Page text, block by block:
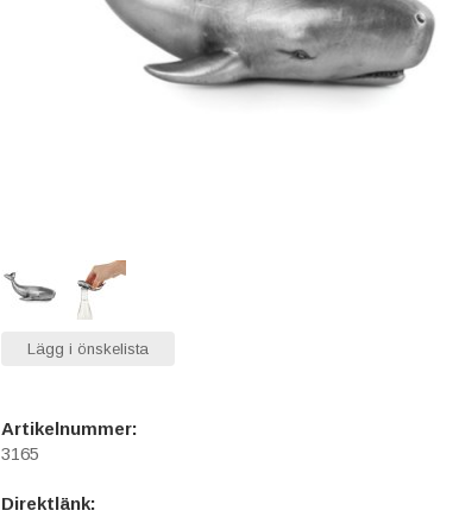
Lägg i önskelista
Artikelnummer:
3165
Direktlänk: